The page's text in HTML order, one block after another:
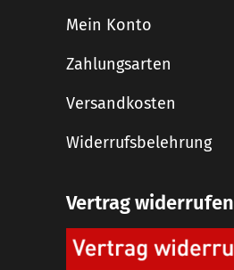
Mein Konto
Zahlungsarten
Versandkosten
Widerrufsbelehrung
Vertrag widerrufen